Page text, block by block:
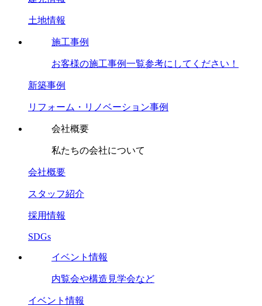
土地情報
施工事例
お客様の施工事例一覧参考にしてください！
新築事例
リフォーム・リノベーション事例
会社概要
私たちの会社について
会社概要
スタッフ紹介
採用情報
SDGs
イベント情報
内覧会や構造見学会など
イベント情報